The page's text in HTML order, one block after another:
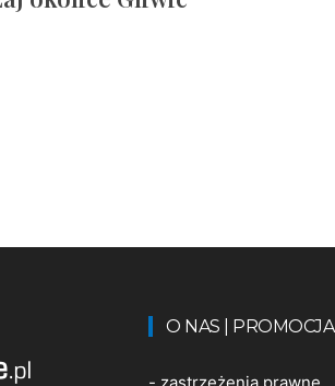
O NAS | PROMOCJA
- zastrzeżenia prawne